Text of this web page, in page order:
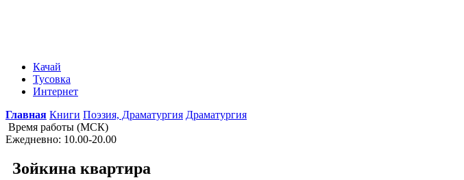
Качай
Тусовка
Интернет
Главная Книги Поэзия, Драматургия Драматургия
Время работы (МСК)
Ежедневно: 10.00-20.00
Зойкина квартира